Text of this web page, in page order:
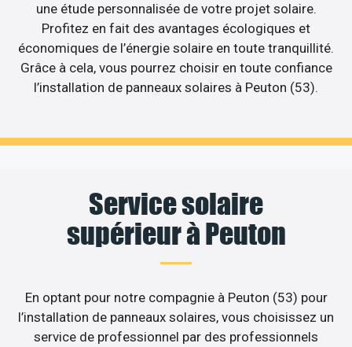
une étude personnalisée de votre projet solaire.
Profitez en fait des avantages écologiques et
économiques de l’énergie solaire en toute tranquillité.
Grâce à cela, vous pourrez choisir en toute confiance
l’installation de panneaux solaires à Peuton (53).
Service solaire
supérieur à Peuton
En optant pour notre compagnie à Peuton (53) pour
l’installation de panneaux solaires, vous choisissez un
service de professionnel par des professionnels